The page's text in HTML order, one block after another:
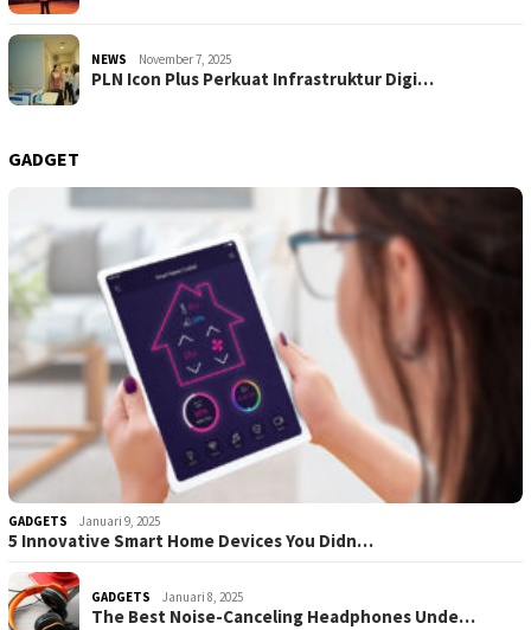
NEWS November 7, 2025
PLN Icon Plus Perkuat Infrastruktur Digi…
GADGET
GADGETS Januari 9, 2025
5 Innovative Smart Home Devices You Didn…
GADGETS Januari 8, 2025
The Best Noise-Canceling Headphones Unde…